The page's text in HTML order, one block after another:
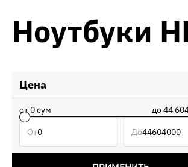
Ноутбуки
Цена
от0сум до44
От До